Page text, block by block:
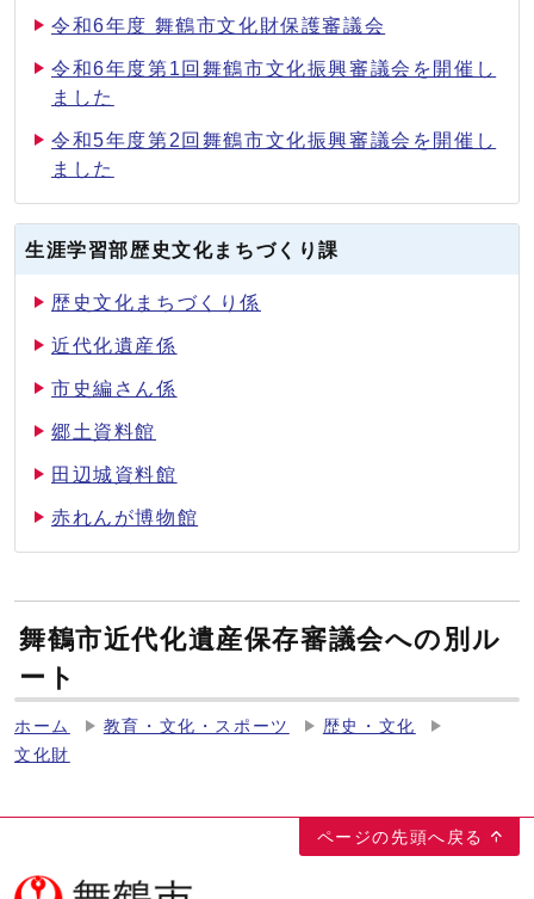
令和6年度 舞鶴市文化財保護審議会
令和6年度第1回舞鶴市文化振興審議会を開催し
ました
令和5年度第2回舞鶴市文化振興審議会を開催し
ました
生涯学習部歴史文化まちづくり課
歴史文化まちづくり係
近代化遺産係
市史編さん係
郷土資料館
田辺城資料館
赤れんが博物館
舞鶴市近代化遺産保存審議会への別ル
ート
ホーム 教育・文化・スポーツ
歴史・文化
文化財
ページの先頭へ戻る